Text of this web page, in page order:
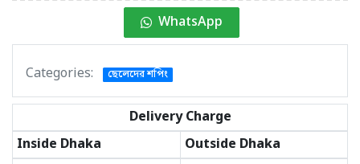
WhatsApp
Categories: ছেলেদের শপিং
Delivery Charge
Inside Dhaka
Outside Dhaka